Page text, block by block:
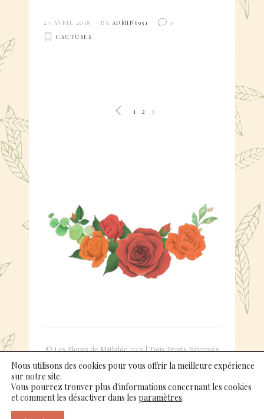
27 AVRIL 2018 BY ADMIN6951
0
CACTUSES
1 2 3
© Les Fleurs de Mathilde 2021 | Tous Droits Révervés
| Mentions légales
GOOGLE MAPS
INSTAGRAM
Nous utilisons des cookies pour vous offrir la meilleure expérience
sur notre site.
Vous pourrez trouver plus d'informations concernant les cookies
et comment les désactiver dans les paramètres.